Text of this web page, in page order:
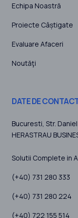
Echipa Noastră
Proiecte Câștigate
Evaluare Afaceri
Noutăţi
DATE DE
Bucuresti, Str.
HERASTRAU
Solutii Complete in
(+40) 731 280 333
(+40) 731 280 224
(+40) 722 155 514